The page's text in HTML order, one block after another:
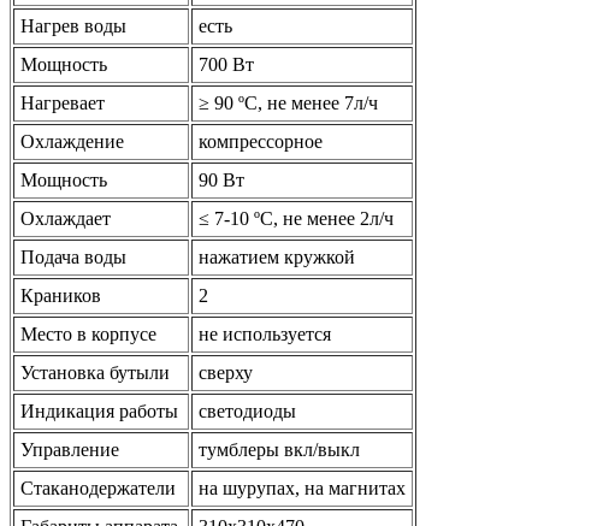
Нагрев воды
есть
Мощность
700 Вт
Нагревает
≥ 90 ºС, не менее 7л/ч
Охлаждение
компрессорное
Мощность
90 Вт
Охлаждает
≤ 7-10 ºС, не менее 2л/ч
Подача воды
нажатием кружкой
Краников
2
Место в корпусе
не используется
Установка бутыли
сверху
Индикация работы
светодиоды
Управление
тумблеры вкл/выкл
Стаканодержатели
на шурупах, на магнитах